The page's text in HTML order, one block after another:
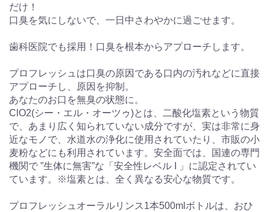
だけ！
口臭を気にしないで、一日中さわやかに過ごせます。
歯科医院でも採用！口臭を根本からアプローチします。
プロフレッシュは口臭の原因である口内の汚れなどに直接
アプローチし、原因を抑制。
あなたのお口を無臭の状態に。
ClO2(シー・エル・オーツゥ)とは、二酸化塩素という物質
で、あまり広く知られていない成分ですが、実は非常に身
近なモノで、水道水の浄化に使用されていたり、市販の小
麦粉などにも利用されています。安全面では、国連の専門
機関で ”生体に無害”な「安全性レベル I 」に認定されてい
ています。※塩素とは、全く異なる安心な物質です。
プロフレッシュオーラルリンス1本500mlボトルは、おひ